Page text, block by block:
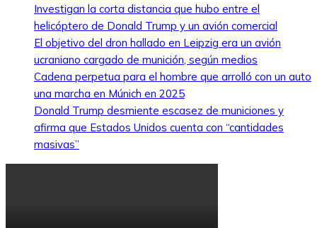
Investigan la corta distancia que hubo entre el
helicóptero de Donald Trump y un avión comercial
El objetivo del dron hallado en Leipzig era un avión
ucraniano cargado de munición, según medios
Cadena perpetua para el hombre que arrolló con un auto
una marcha en Múnich en 2025
Donald Trump desmiente escasez de municiones y
afirma que Estados Unidos cuenta con “cantidades
masivas”